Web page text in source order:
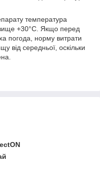
температура
+30°С. Якщо перед
погода, норму витрати
від середньої, оскільки